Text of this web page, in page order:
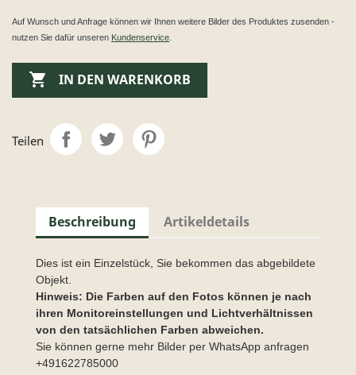
Auf Wunsch und Anfrage können wir Ihnen weitere Bilder des Produktes zusenden -
nutzen Sie dafür unseren Kundenservice
 IN DEN WARENKORB
Teilen
Beschreibung Artikeldetails
Dies ist ein Einzelstück, Sie bekommen das abgebildete
Objekt.
Hinweis: Die Farben auf den Fotos können je nach
ihren Monitoreinstellungen und Lichtverhältnissen
von den tatsächlichen Farben abweichen.
Sie können gerne mehr Bilder per WhatsApp anfragen
+491622785000